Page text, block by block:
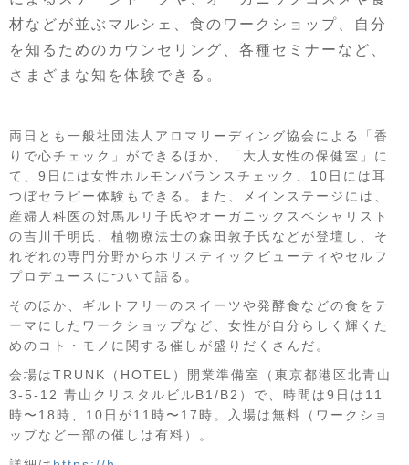
材などが並ぶマルシェ、食のワークショップ、自分
を知るためのカウンセリング、各種セミナーなど、
さまざまな知を体験できる。
両日とも一般社団法人アロマリーディング協会による「香
りで心チェック」ができるほか、「大人女性の保健室」に
て、9日には女性ホルモンバランスチェック、10日には耳
つぼセラピー体験もできる。また、メインステージには、
産婦人科医の対馬ルリ子氏やオーガニックスペシャリスト
の吉川千明氏、植物療法士の森田敦子氏などが登壇し、そ
れぞれの専門分野からホリスティックビューティやセルフ
プロデュースについて語る。
そのほか、ギルトフリーのスイーツや発酵食などの食をテ
ーマにしたワークショップなど、女性が自分らしく輝くた
めのコト・モノに関する催しが盛りだくさんだ。
会場はTRUNK（HOTEL）開業準備室（東京都港区北青山
3-5-12 青山クリスタルビルB1/B2）で、時間は9日は11
時〜18時、10日が11時〜17時。入場は無料（ワークショ
ップなど一部の催しは有料）。